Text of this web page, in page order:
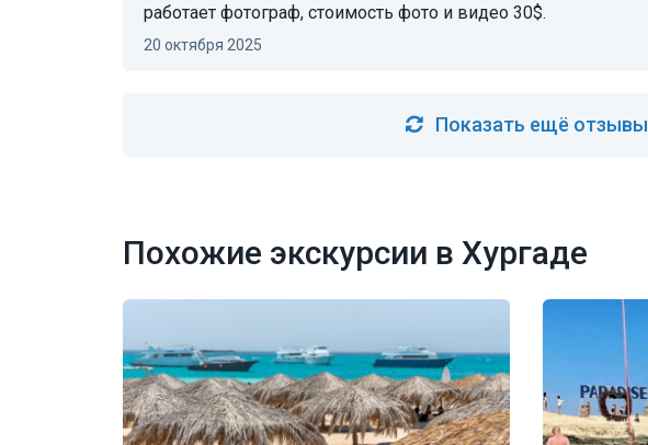
работает фотограф, стоимость фото и видео 30$.
20 октября 2025
Показать ещё отзывы
Похожие экскурсии в Хургаде